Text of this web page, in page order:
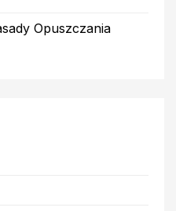
Opuszczania